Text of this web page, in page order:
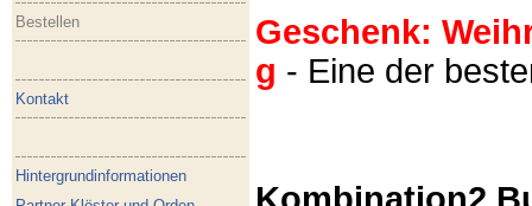
Bestellen
Kontakt
Hintergrundinformationen
Geschenk:
g - Eine der